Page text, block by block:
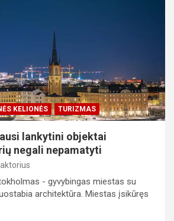
KELIONĖS TURIZMAS
lankytini objektai
negali nepamatyti
- gyvybingas miestas su
architektūra. Miestas įsikūręs